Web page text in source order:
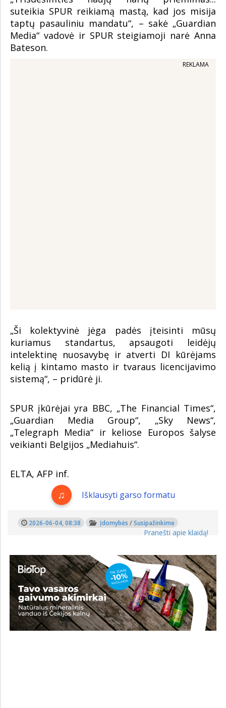
suteikia SPUR reikiamą mastą, kad jos misija
taptų pasauliniu mandatu“, – sakė „Guardian
Media“ vadovė ir SPUR steigiamoji narė Anna
Bateson.
REKLAMA
„Ši kolektyvinė jėga padės įteisinti mūsų
kuriamus standartus, apsaugoti leidėjų
intelektinę nuosavybę ir atverti DI kūrėjams
kelią į kintamo masto ir tvaraus licencijavimo
sistemą“, – pridūrė ji.
SPUR įkūrėjai yra BBC, „The Financial Times“,
„Guardian Media Group“, „Sky News“,
„Telegraph Media“ ir keliose Europos šalyse
veikianti Belgijos „Mediahuis“.
ELTA, AFP inf.
Išklausyti garso formatu
2026-06-04, 08:38 Įdomybės /Susipažinkime
Pranešti apie klaidą!